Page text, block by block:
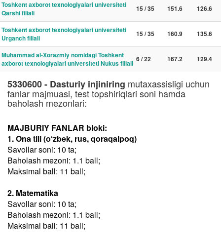
Toshkent axborot texnologiyalari universiteti
Qarshi filiali
15 / 35 151.6 126.6
Toshkent axborot texnologiyalari universiteti
Urganch filiali
15 / 35 160.9 135.6
Muhammad al-Xorazmiy nomidagi Toshkent
axborot texnologiyalari universiteti Nukus filiali 6 / 22 167.2 129.4
5330600 - Dasturiy injiniring mutaxassisligi uchun
fanlar majmuasi, test topshiriqlari soni hamda
baholash mezonlari:
MAJBURIY FANLAR bloki:
1. Ona tili (o‘zbek, rus, qoraqalpoq)
Savollar soni: 10 ta;
Baholash mezoni: 1.1 ball;
Maksimal ball: 11 ball;
2. Matematika
Savollar soni: 10 ta;
Baholash mezoni: 1.1 ball;
Maksimal ball: 11 ball;